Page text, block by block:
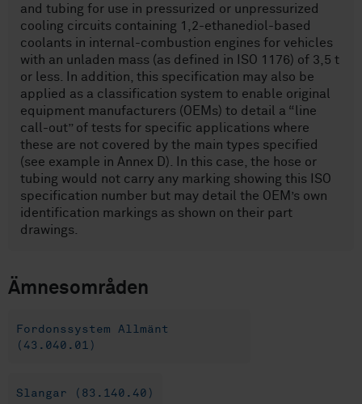
and tubing for use in pressurized or unpressurized
cooling circuits containing 1,2-ethanediol-based
coolants in internal-combustion engines for vehicles
with an unladen mass (as defined in ISO 1176) of 3,5 t
or less. In addition, this specification may also be
applied as a classification system to enable original
equipment manufacturers (OEMs) to detail a “line
call-out” of tests for specific applications where
these are not covered by the main types specified
(see example in Annex D). In this case, the hose or
tubing would not carry any marking showing this ISO
specification number but may detail the OEM’s own
identification markings as shown on their part
drawings.
Ämnesområden
Fordonssystem Allmänt
(43.040.01)
Slangar (83.140.40)